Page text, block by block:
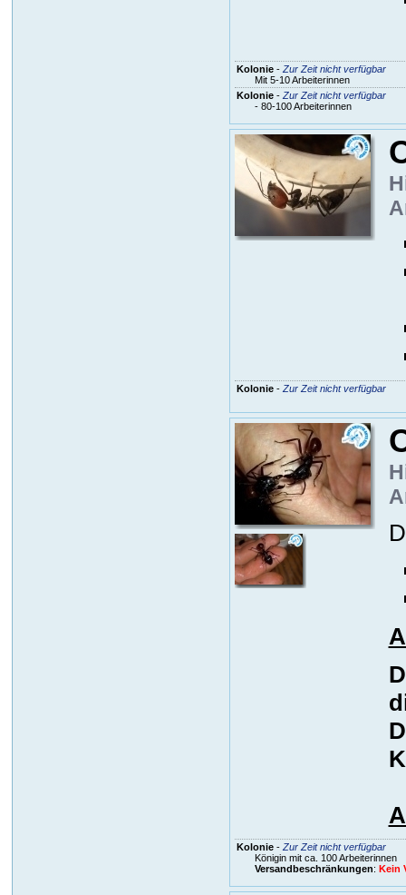
Kolonie- Zur Zeit nicht verfügbar
Mit 5-10 Arbeiterinnen
Kolonie- Zur Zeit nicht verfügbar
- 80-100 Arbeiterinnen
Kolonie- Zur Zeit nicht verfügbar
D
Kolonie-Zur Zeit nicht verfügbar
Königin mit ca. 100 Arbeiterinnen
Versandbeschränkungen: Kein